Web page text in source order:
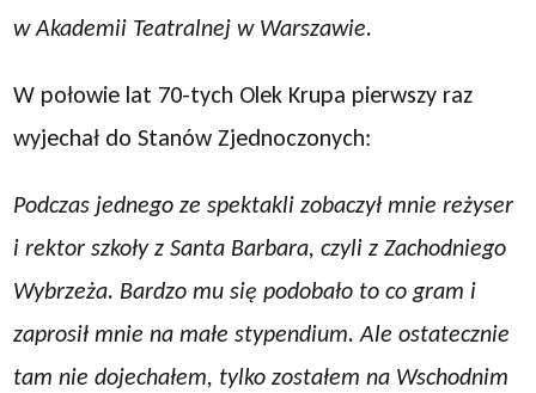
w Akademii Teatralnej w Warszawie.
W połowie lat 70-tych Olek Krupa pierwszy raz
wyjechał do Stanów Zjednoczonych:
Podczas jednego ze spektakli zobaczył mnie reżyser
i rektor szkoły z Santa Barbara, czyli z Zachodniego
Wybrzeża. Bardzo mu się podobało to co gram i
zaprosił mnie na małe stypendium. Ale ostatecznie
tam nie dojechałem, tylko zostałem na Wschodnim